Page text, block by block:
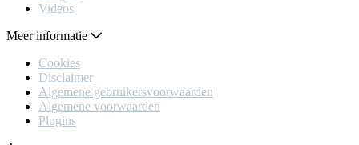
Videos
Meer informatie
Cookies
Disclaimer
Algemene gebruikersvoorwaarden
Algemene voorwaarden
Plugins